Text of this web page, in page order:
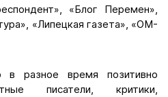
«Блог Перемен»,
«Липецкая газета», «ОМ-
в разное время позитивно
писатели, критики,